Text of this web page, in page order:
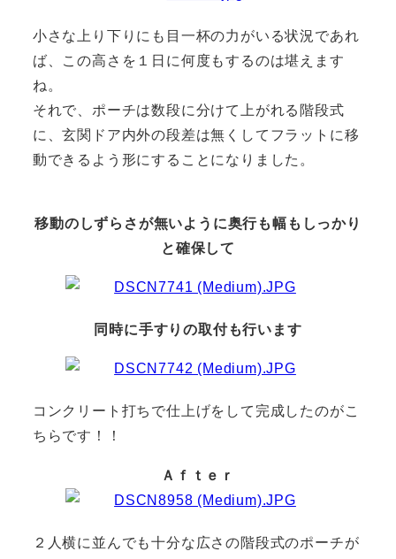
小さな上り下りにも目一杯の力がいる状況であれ
ば、この高さを１日に何度もするのは堪えます
ね。
それで、ポーチは数段に分けて上がれる階段式
に、玄関ドア内外の段差は無くしてフラットに移
動できるよう形にすることになりました。
移動のしずらさが無いように奥行も幅もしっかり
と確保して
同時に手すりの取付も行います
コンクリート打ちで仕上げをして完成したのがこ
ちらです！！
Ａｆｔｅｒ
２人横に並んでも十分な広さの階段式のポーチが